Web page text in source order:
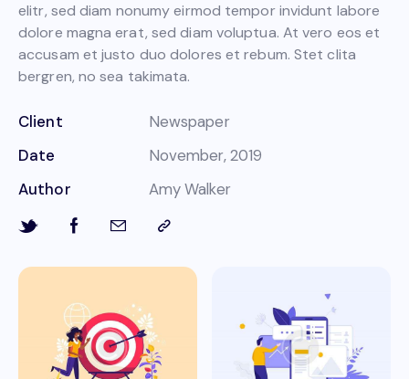
elitr, sed diam nonumy eirmod tempor invidunt labore
dolore magna erat, sed diam voluptua. At vero eos et
accusam et justo duo dolores et rebum. Stet clita
bergren, no sea takimata.
Client
Newspaper
Date
November, 2019
Author
Amy Walker